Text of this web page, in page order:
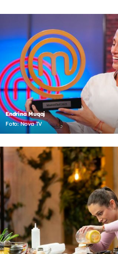
Endrina Muqaj
Foto: Nova TV